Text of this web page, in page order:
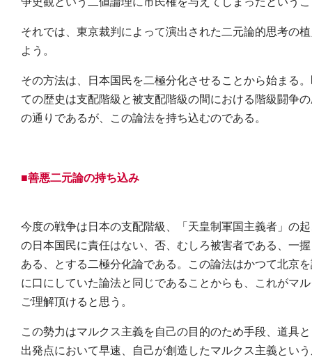
それでは、東京裁判によって演出された二元論的思考の
よう。
その方法は、日本国民を二極分化させることから始まる
ての歴史は支配階級と被支配階級の間における階級闘争
の通りであるが、この論法を持ち込むのである。
■善悪二元論の持ち込み
今度の戦争は日本の支配階級、「天皇制軍国主義者」の
の日本国民に責任はない、否、むしろ被害者である、一
ある、とする二極分化論である。この論法はかつて北京
に口にしていた論法と同じであることからも、これがマ
ご理解頂けると思う。
この勢力はマルクス主義を自己の目的のため手段、道具
出発点において早速、自己が創造したマルクス主義とい